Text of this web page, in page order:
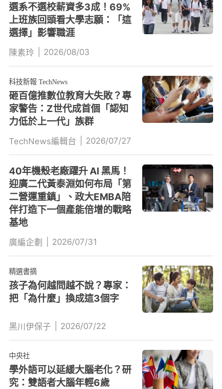
選系不選校薪資多3成！69%
上班族回頭看大學志願：「這
選擇」影響職涯
陳素玲 2026/08/03
科技新報 TechNews
砸百億推數位教育大失敗？專
家警告：Z世代成首個「認知
力低於上一代」族群
TechNews編輯台 2026/07/27
40年機殼老廠躍升 AI 黑馬！
迎廣二代黃泰淵如何布局「第
二營運重鎮」、政大EMBA陪
伴打造下一個產能倍增的戰略
基地
廣編企劃 2026/07/31
精選書摘
孩子為何越問越不說？專家：
把「為什麼」換成這3個字
黑川伊保子 2026/07/22
中央社
學外語可以延緩大腦老化？研
究：雙語者大腦年輕6歲